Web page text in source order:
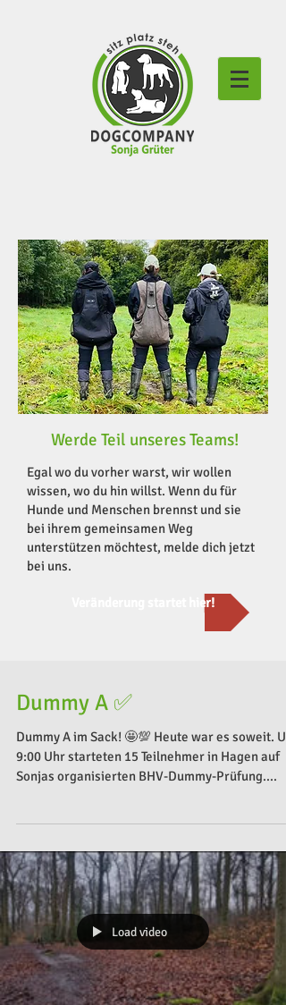
Werde Teil unseres Teams!
Egal wo du vorher warst, wir wollen
wissen, wo du hin willst. Wenn du für
Hunde und Menschen brennst und sie
bei ihrem gemeinsamen Weg
unterstützen möchtest, melde dich jetzt
bei uns.
Veränderung startet hier!
Dummy A ✅
Dummy A im Sack! 🤩💯 Heute war es soweit.
9:00 Uhr starteten 15 Teilnehmer in Hagen auf
Sonjas organisierten BHV-Dummy-Prüfung....
Load video